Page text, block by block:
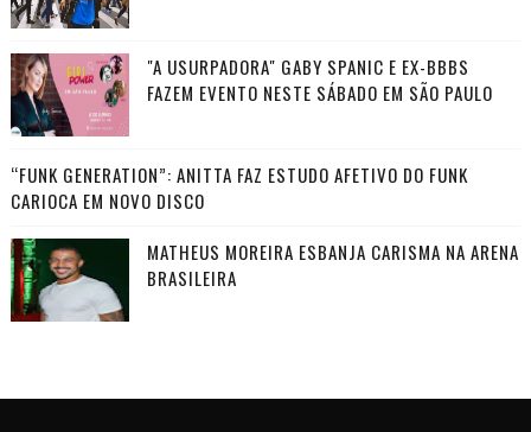
"A USURPADORA" GABY SPANIC E EX-BBBS
FAZEM EVENTO NESTE SÁBADO EM SÃO PAULO
“FUNK GENERATION”: ANITTA FAZ ESTUDO AFETIVO DO FUNK
CARIOCA EM NOVO DISCO
MATHEUS MOREIRA ESBANJA CARISMA NA ARENA
BRASILEIRA